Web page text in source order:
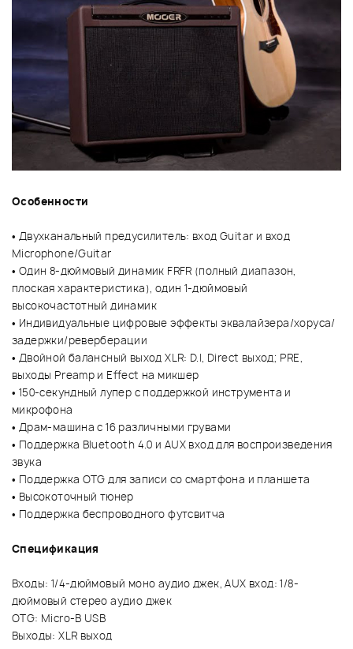
Особенности
• Двухканальный предусилитель: вход Guitar и вход
Microphone/Guitar
• Один 8-дюймовый динамик FRFR (полный диапазон,
плоская характеристика), один 1-дюймовый
высокочастотный динамик
• Индивидуальные цифровые эффекты эквалайзера/хоруса/
задержки/реверберации
• Двойной балансный выход XLR: D.I, Direct выход; PRE,
выходы Preamp и Effect на микшер
• 150-секундный лупер с поддержкой инструмента и
микрофона
• Драм-машина с 16 различными грувами
• Поддержка Bluetooth 4.0 и AUX вход для воспроизведения
звука
• Поддержка OTG для записи со смартфона и планшета
• Высокоточный тюнер
• Поддержка беспроводного футсвитча
Спецификация
Входы: 1/4-дюймовый моно аудио джек, AUX вход: 1/8-
дюймовый стерео аудио джек
OTG: Micro-B USB
Выходы: XLR выход